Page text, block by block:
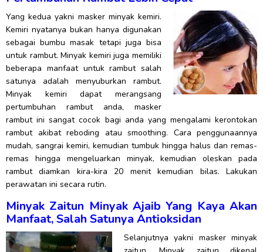
Yang kedua yakni masker minyak kemiri.
Kemiri nyatanya bukan hanya digunakan
sebagai bumbu masak tetapi juga bisa
untuk rambut. Minyak kemiri juga memiliki
beberapa manfaat untuk rambut salah
satunya adalah menyuburkan rambut.
Minyak kemiri dapat merangsang
pertumbuhan rambut anda, masker
rambut ini sangat cocok bagi anda yang mengalami kerontokan
rambut akibat reboding atau smoothing. Cara penggunaannya
mudah, sangrai kemiri, kemudian tumbuk hingga halus dan remas-
remas hingga mengeluarkan minyak, kemudian oleskan pada
rambut diamkan kira-kira 20 menit kemudian bilas. Lakukan
perawatan ini secara rutin.
Minyak Zaitun Minyak Ajaib Yang Kaya Akan
Manfaat, Salah Satunya Antioksidan
Selanjutnya yakni masker minyak